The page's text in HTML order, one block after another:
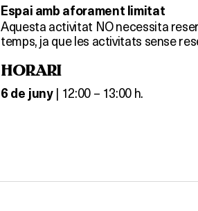
Espai amb aforament limitat
Aquesta activitat NO necessita
temps, ja que les activitats sense
HORARI
6 de juny| 12:00 – 13:00 h.